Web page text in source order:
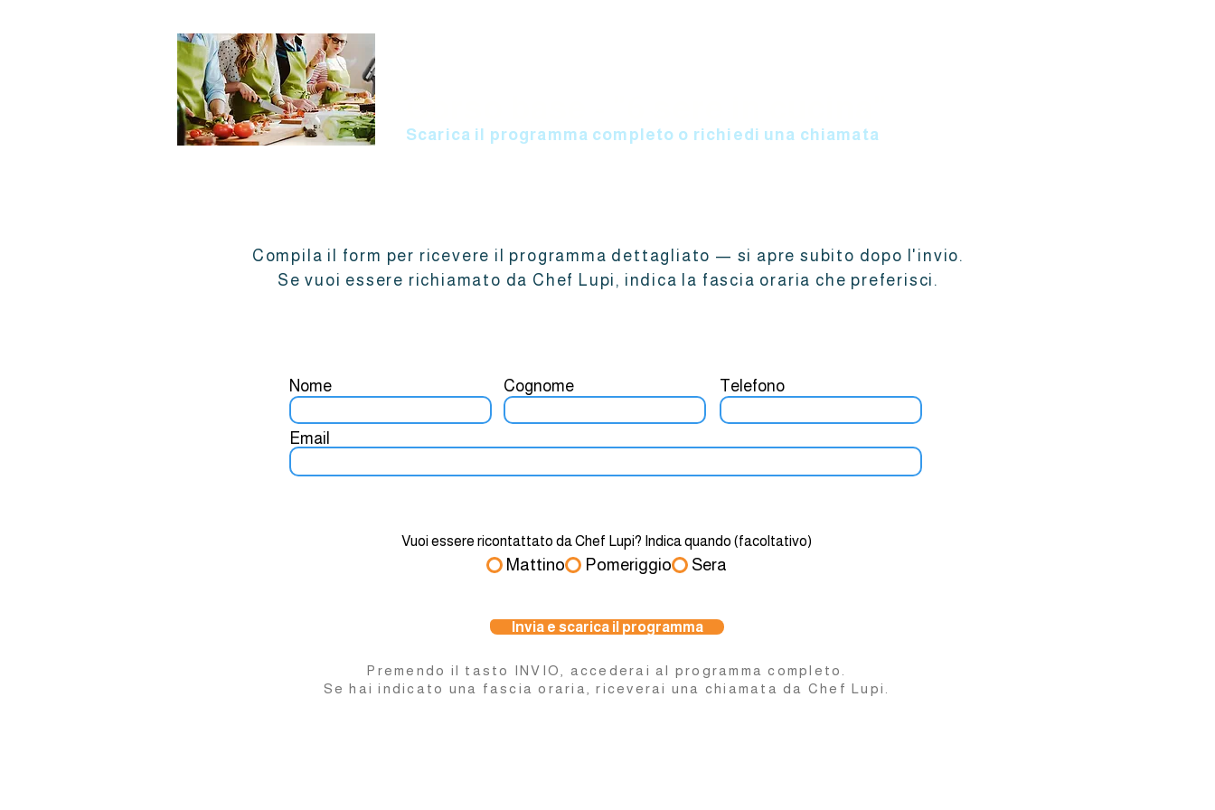
Scarica il programma completo o richiedi una chiamata
Compila il form per ricevere il programma dettagliato — si apre subito dopo l'invio.
Se vuoi essere richiamato da Chef Lupi, indica la fascia oraria che preferisci.
Nome Cognome Telefono
Email
Vuoi essere ricontattato da Chef Lupi? Indica quando (facoltativo)
Mattino Pomeriggio Sera
Invia e scarica il programma
Premendo il tasto INVIO, accederai al programma completo.
Se hai indicato una fascia oraria, riceverai una chiamata da Chef Lupi.